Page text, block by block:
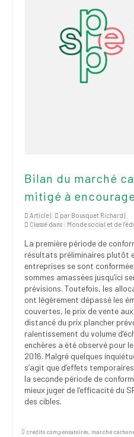
Bilan du marché
mitigé à
Article | par Bousquet Richard |
Classé dans : Monde social et de
La première période de
résultats préliminaires plutôt
entreprises se sont
sommes amassées jusqu’ici
prévisions. Toutefois, les
ont légèrement dépassé les
couvertes, le prix de vente aux
distancé du prix plancher
ralentissement du volume
enchères a été observé pour
2016. Malgré quelques
s’agit que d’effets
la seconde période de
mieux juger de l’efficacité du
des cibles.
crédits compensatoires, marché